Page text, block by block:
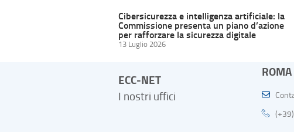
Cibersicurezza e intelligenza artificiale: la
Commissione presenta un piano d’azione
per rafforzare la sicurezza digitale
13 Luglio 2026
ECC-NET
I nostri uffici
ROMA